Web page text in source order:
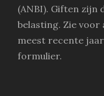
(ANBI). Giften zijn
belasting. Zie voor
meest recente
formulier.